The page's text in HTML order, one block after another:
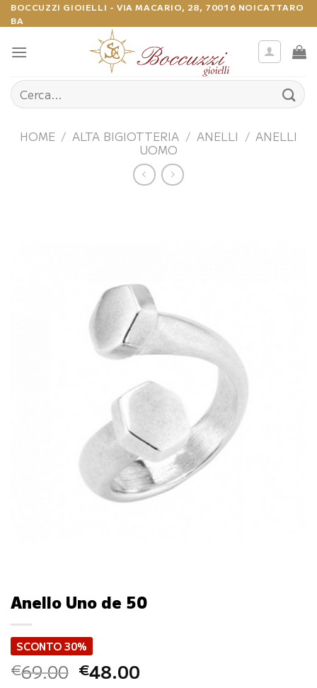
Salta
ai
contenuti
BOCCUZZI GIOIELLI - VIA MACARIO, 28, 70016 NOICATTARO
BA
Cerca:
HOME / ALTA BIGIOTTERIA / ANELLI / ANELLI
UOMO
Anello Uno de 50
SCONTO 30%
€69.00 Il
€48.00